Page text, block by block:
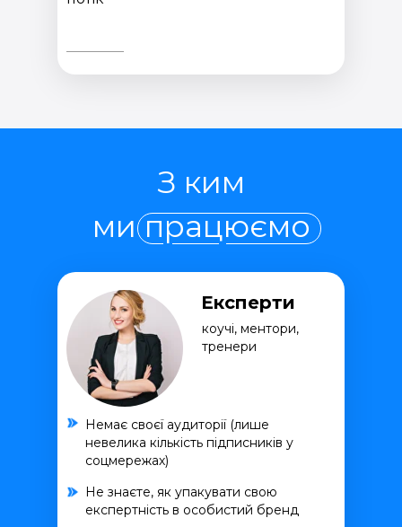
Експерти
коучі, ментори,
тренери
Немає своєї аудиторії (лише
невелика кількість підписників у
соцмережах)
Не знаєте, як упакувати свою
експертність в особистий бренд
З ким
ми працюємо